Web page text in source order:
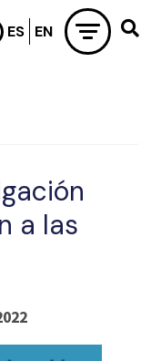
content
a las